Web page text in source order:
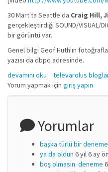
30 Mart'ta Seattle'da Craig Hill,
gerçekleştirdiği SOUND/VISUAL/
bir görüntü var.
Genel bilgi Geof Huth'ın
yazısı da dbpq adresinde.
Seattle'da Deneysel Şiir hakkında
devamını oku televarolus
Yorum yapmak için giriş yapın
Yorumlar
başka türlü bir
ya da oldun 6 yıl 6 ay
boş olmasın. deneme